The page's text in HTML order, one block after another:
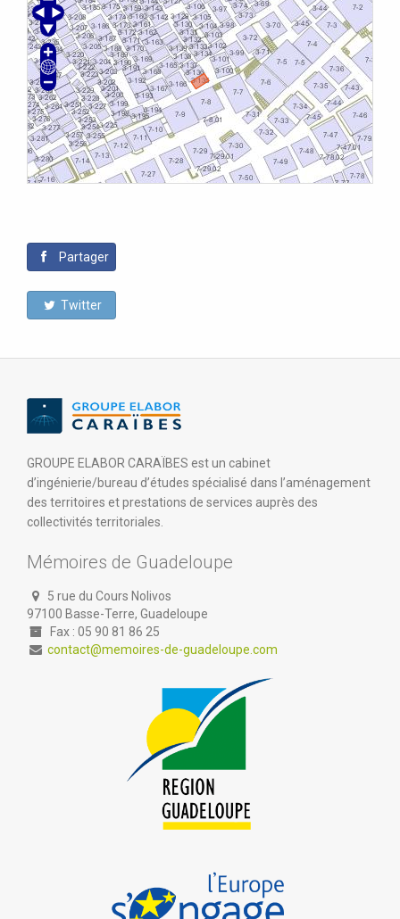
Partager
Twitter
GROUPE ELABOR CARAÏBES est un cabinet
d’ingénierie/bureau d’études spécialisé dans l’aménagement
des territoires et prestations de services auprès des
collectivités territoriales.
Mémoires de Guadeloupe
5 rue du Cours Nolivos
97100 Basse-Terre, Guadeloupe
Fax : 05 90 81 86 25
contact@memoires-de-guadeloupe.com